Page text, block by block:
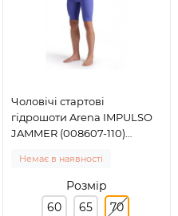
Чоловічі стартові
гідрошоти Arena IMPULSO
JAMMER (008607-110)
Немає в наявності
Розмір
60
65 70